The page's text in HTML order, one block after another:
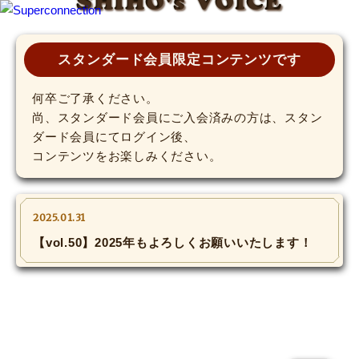
スタンダード会員限定コンテンツです
何卒ご了承ください。
尚、スタンダード会員にご入会済みの方は、スタン
ダード会員にてログイン後、
コンテンツをお楽しみください。
2025.01.31
【vol.50】2025年もよろしくお願いいたします！
INFO
SHIHO’s DIARY
STAFF DIARY
SHIHO’s VOICE
We Spy!